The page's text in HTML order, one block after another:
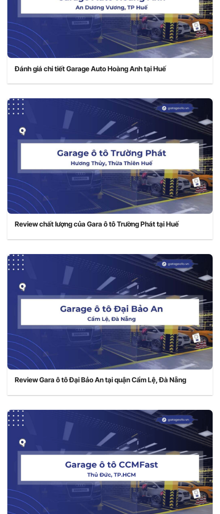
Đánh giá chi tiết Garage Auto Hoàng Anh tại Huế
Review chất lượng của Gara ô tô Trường Phát tại Huế
Review Gara ô tô Đại Bảo An tại quận Cẩm Lệ, Đà Nẵng